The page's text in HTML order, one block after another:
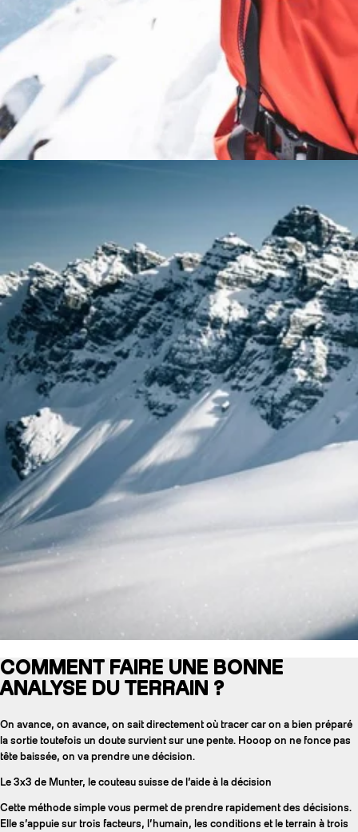
COMMENT FAIRE UNE BONNE
ANALYSE DU TERRAIN ?
On avance, on avance, on sait directement où tracer car on a bien préparé
la sortie toutefois un doute survient sur une pente. Hooop on ne fonce pas
tête baissée, on va prendre une décision.
Le 3x3 de Munter, le couteau suisse de l’aide à la décision
Cette méthode simple vous permet de prendre rapidement des décisions.
Elle s’appuie sur trois facteurs, l’humain, les conditions et le terrain à trois